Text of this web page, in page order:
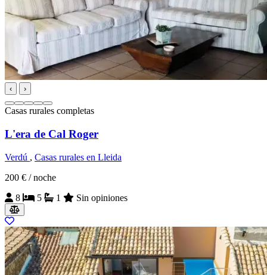
‹ ›
Casas rurales completas
L'era de Cal Roger
Verdú , Casas rurales en Lleida
200 € / noche
8
5 1 Sin opiniones